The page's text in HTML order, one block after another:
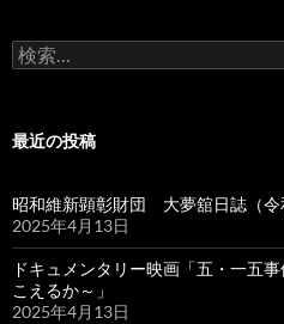
検
索:
最近の投稿
昭和維新顕彰財団 大夢舘日誌（令
2025年4月13日
ドキュメンタリー映画「五・一五
こえるか～」
2025年4月13日